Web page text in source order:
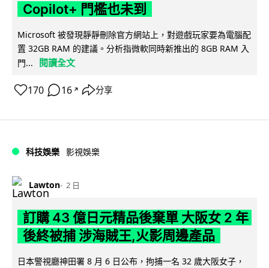
Copilot+ 門檻也未到
Microsoft 被發現靜靜刪除官方網站上，對遊戲玩家要為電腦配
置 32GB RAM 的建議。分析指微軟同時新推出的 8GB RAM 入
門...
閱讀全文
170 16 ↗ 分享
科技娛樂 影視娛樂
Lawton 2 日
訂購 43 億日元精品後棄單 大阪女 2 年
後終被捕 涉海賊王,火影周邊產品
日本警視廳神田署 8 月 6 日公布，拘捕一名 32 歲大阪女子，